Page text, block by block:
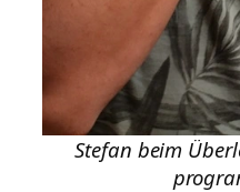
Stefan beim